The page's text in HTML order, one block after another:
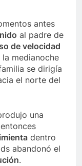
antes
al padre de
de velocidad
medianoche
se dirigía
el norte del
una
dentro
abandonó el
.